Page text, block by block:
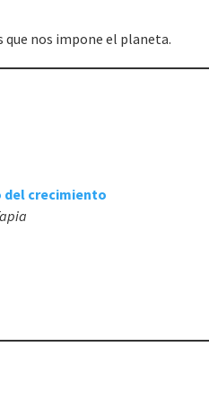
que nos impone el planeta.
del crecimiento